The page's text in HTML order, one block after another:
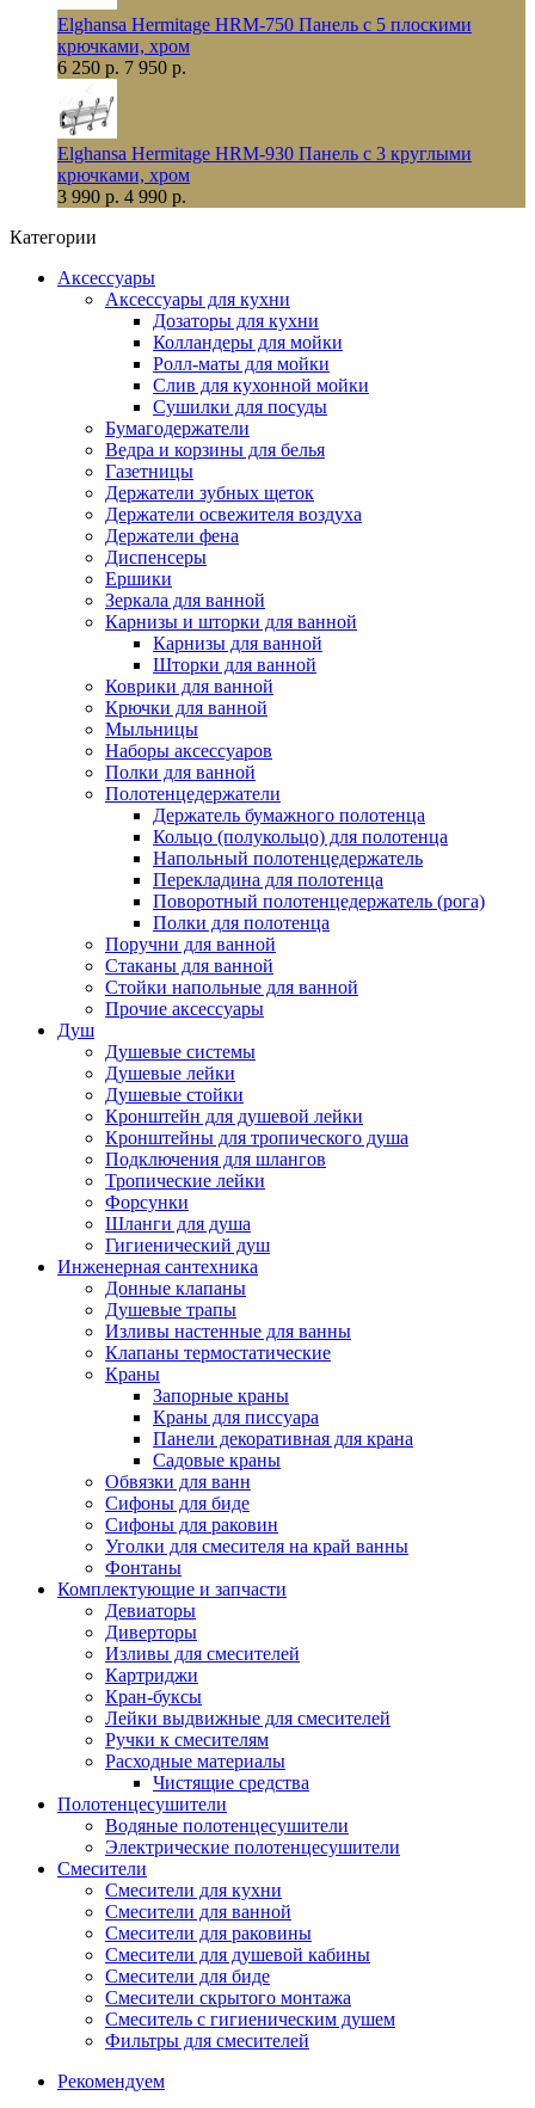
Elghansa Hermitage HRM-750 Панель с 5 плоскими
крючками, хром
6 250 р. 7 950 р.
Elghansa Hermitage HRM-930 Панель с 3 круглыми
крючками, хром
3 990 р. 4 990 р.
Категории
Аксессуары
Аксессуары для кухни
Дозаторы для кухни
Колландеры для мойки
Ролл-маты для мойки
Слив для кухонной мойки
Сушилки для посуды
Бумагодержатели
Ведра и корзины для белья
Газетницы
Держатели зубных щеток
Держатели освежителя воздуха
Держатели фена
Диспенсеры
Ершики
Зеркала для ванной
Карнизы и шторки для ванной
Карнизы для ванной
Шторки для ванной
Коврики для ванной
Крючки для ванной
Мыльницы
Наборы аксессуаров
Полки для ванной
Полотенцедержатели
Держатель бумажного полотенца
Кольцо (полукольцо) для полотенца
Напольный полотенцедержатель
Перекладина для полотенца
Поворотный полотенцедержатель (рога)
Полки для полотенца
Поручни для ванной
Стаканы для ванной
Стойки напольные для ванной
Прочие аксессуары
Душ
Душевые системы
Душевые лейки
Душевые стойки
Кронштейн для душевой лейки
Кронштейны для тропического душа
Подключения для шлангов
Тропические лейки
Форсунки
Шланги для душа
Гигиенический душ
Инженерная сантехника
Донные клапаны
Душевые трапы
Изливы настенные для ванны
Клапаны термостатические
Краны
Запорные краны
Краны для писсуара
Панели декоративная для крана
Садовые краны
Обвязки для ванн
Сифоны для биде
Сифоны для раковин
Уголки для смесителя на край ванны
Фонтаны
Комплектующие и запчасти
Девиаторы
Диверторы
Изливы для смесителей
Картриджи
Кран-буксы
Лейки выдвижные для смесителей
Ручки к смесителям
Расходные материалы
Чистящие средства
Полотенцесушители
Водяные полотенцесушители
Электрические полотенцесушители
Смесители
Смесители для кухни
Смесители для ванной
Смесители для раковины
Смесители для душевой кабины
Смесители для биде
Смесители скрытого монтажа
Смеситель с гигиеническим душем
Фильтры для смесителей
Рекомендуем